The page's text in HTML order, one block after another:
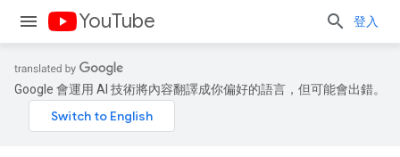
YouTube 登入
Google 會運用 AI 技術將內容翻譯成你偏好的語言，但可能會出錯。